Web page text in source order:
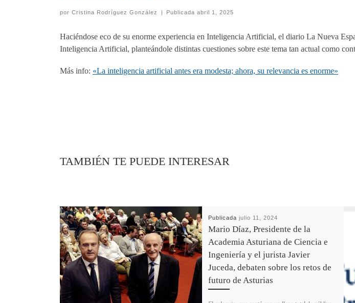
por Cristina Rodríguez González | Publicadaabril 1, 2025
Haciéndose eco de su enorme experiencia en Inteligencia Artificial, el diario La Nueva
Inteligencia Artificial, planteándole distintas cuestiones sobre este tema tan actual como
Más info: «La inteligencia artificial antes era modesta; ahora, su relevancia es enorme»
TAMBIÉN TE PUEDE INTERESAR
Publicada julio 11, 2024
Mario Díaz, Presidente de la
Academia Asturiana de Ciencia e
Ingeniería y el jurista Javier
Juceda, debaten sobre los retos de
futuro de Asturias